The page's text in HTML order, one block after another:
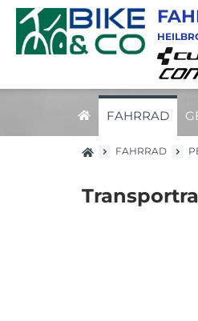
FAHRRAD
FAHRRAD